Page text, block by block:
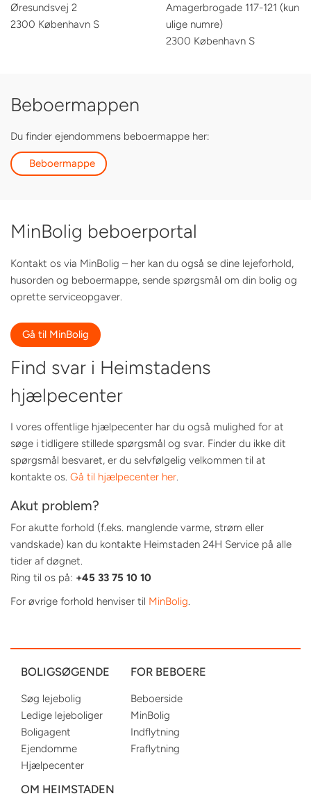
Øresundsvej 2
2300 København S
Amagerbrogade 117-121 (kun
ulige numre)
2300 København S
Beboermappen
Du finder ejendommens beboermappe her:
Beboermappe
MinBolig beboerportal
Kontakt os via MinBolig – her kan du også se dine lejeforhold,
husorden og beboermappe, sende spørgsmål om din bolig og
oprette serviceopgaver.
Gå til MinBolig
Find svar i Heimstadens
hjælpecenter
I vores offentlige hjælpecenter har du også mulighed for at
søge i tidligere stillede spørgsmål og svar. Finder du ikke dit
spørgsmål besvaret, er du selvfølgelig velkommen til at
kontakte os. Gå til hjælpecenter her.
Akut problem?
For akutte forhold (f.eks. manglende varme, strøm eller
vandskade) kan du kontakte Heimstaden 24H Service på alle
tider af døgnet.
Ring til os på: +45 33 75 10 10
For øvrige forhold henviser til MinBolig.
BOLIGSØGENDE
Søg lejebolig
Ledige lejeboliger
Boligagent
Ejendomme
Hjælpecenter
FOR BEBOERE
Beboerside
MinBolig
Indflytning
Fraflytning
OM HEIMSTADEN